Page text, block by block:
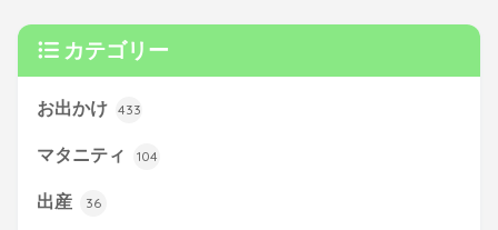
カテゴリー
お出かけ 433
マタニティ 104
出産 36